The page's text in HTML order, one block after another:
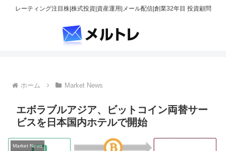
レーティング注目株|株式投資|資産運用|メール配信|創業32年目 投資顧問
ホーム Market News
エボラブルアジア、ビットコイン両替サー
ビスを日本国内ホテルで開始
Market News